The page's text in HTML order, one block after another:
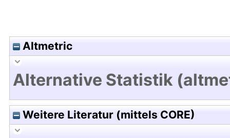
Altmetric
Alternative Statistik
Weitere Literatur (mittels CORE)